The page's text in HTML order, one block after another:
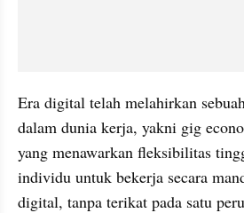
Era digital telah melahirkan
dalam dunia kerja, yakni gig
yang menawarkan fleksibilitas
individu untuk bekerja secara
digital, tanpa terikat pada satu